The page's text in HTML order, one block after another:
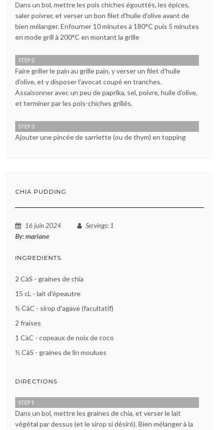
Dans un bol, mettre les pois chiches égouttés, les épices,
saler poivrer, et verser un bon filet d’huile d’olive avant de
bien mélanger. Enfourner 10 minutes à 180°C puis 5 minutes
en mode grill à 200°C en montant la grille
STEP 2
Faire griller le pain au grille pain, y verser un filet d’huile
d’olive, et y disposer l’avocat coupé en tranches.
Assaisonner avec un peu de paprika, sel, poivre, huile d’olive,
et terminer par les pois-chiches grillés.
STEP 3
Ajouter une pincée de sarriette (ou de thym) en topping
CHIA PUDDING
16 juin 2024 Servings: 1
By:mariane
INGREDIENTS
2 CàS - graines de chia
15 cL - lait d'épeautre
½ CàC - sirop d'agave (facultatif)
2 fraises
1 CàC - copeaux de noix de coco
½ CàS - graines de lin moulues
DIRECTIONS
STEP 1
Dans un bol, mettre les graines de chia, et verser le lait
végétal par dessus (et le sirop si désiré). Bien mélanger à la